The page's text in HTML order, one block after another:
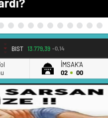
BIST 13.779,39 -0,14
İMSAK'A
02
00